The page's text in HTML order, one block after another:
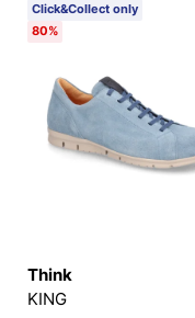
Click&Collect only
80%
Think
KING